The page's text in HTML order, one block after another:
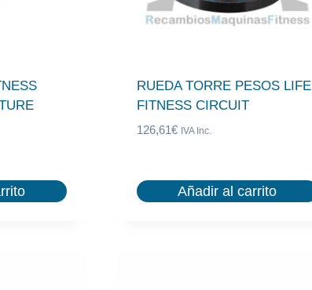
RUEDA TORRE PESOS LIFE
FITNESS CIRCUIT
126,61€ IVA Inc.
Añadir al carrito